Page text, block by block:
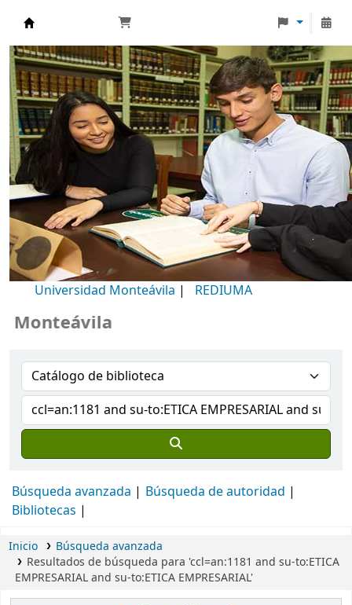
Biblioteca Universidad Monteávila
Universidad Monteávila | REDIUMA
Búsqueda avanzada
Búsqueda de autoridad
Bibliotecas
Inicio
Búsqueda avanzada
Resultados de búsqueda para 'ccl=an:1181 and su-to:ETICA
EMPRESARIAL and su-to:ETICA EMPRESARIAL'